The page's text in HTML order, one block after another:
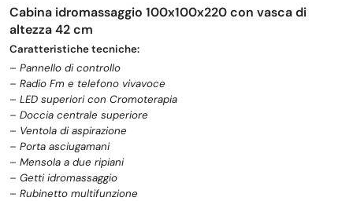
Cabina idromassaggio 100x100x220 con vascadi
altezza 42 cm
Caratteristiche tecniche:
– Pannello di controllo
– Radio Fm e telefono vivavoce
– LED superiori con Cromoterapia
– Doccia centrale superiore
– Ventola di aspirazione
– Porta asciugamani
– Mensola a due ripiani
– Getti idromassaggio
– Rubinetto multifunzione